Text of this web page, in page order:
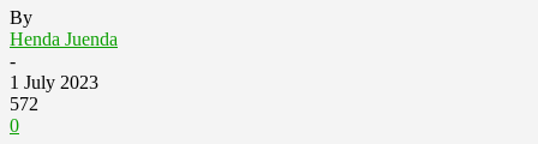
By
Henda Juenda
-
1 July 2023
572
0